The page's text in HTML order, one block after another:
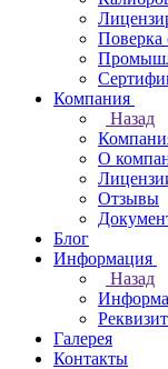
Поверка
Компания
Назад
О
Отзывы
Блог
Информация
Назад
Галерея
Контакты